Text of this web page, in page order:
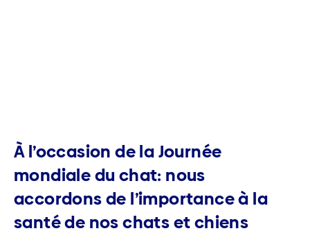
À l’occasion de la Journée
mondiale du chat: nous
accordons de l’importance à la
santé de nos chats et chiens